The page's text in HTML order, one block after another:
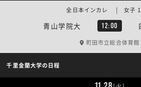
青山学院大 12:00
全日本インカレ | 女子 1
町田市立総合体育館
千里金蘭大学の日程